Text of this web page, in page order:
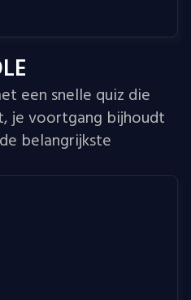
een snelle quiz die
je voortgang bijhoudt
belangrijkste